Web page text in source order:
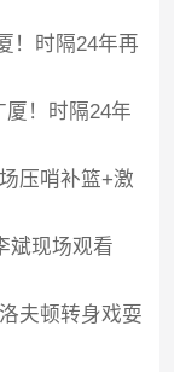
！时隔24年再
！时隔24年
压哨补篮+激
斌现场观看
夫顿转身戏耍